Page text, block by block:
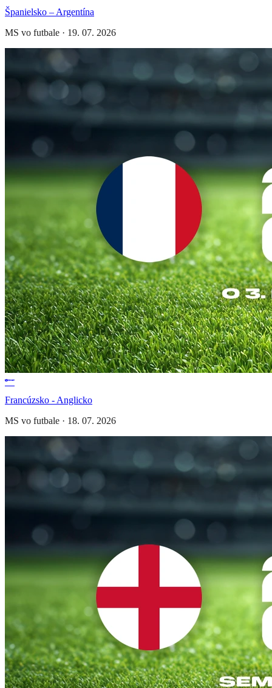
Španielsko – Argentína
MS vo futbale · 19. 07. 2026
Francúzsko - Anglicko
MS vo futbale · 18. 07. 2026